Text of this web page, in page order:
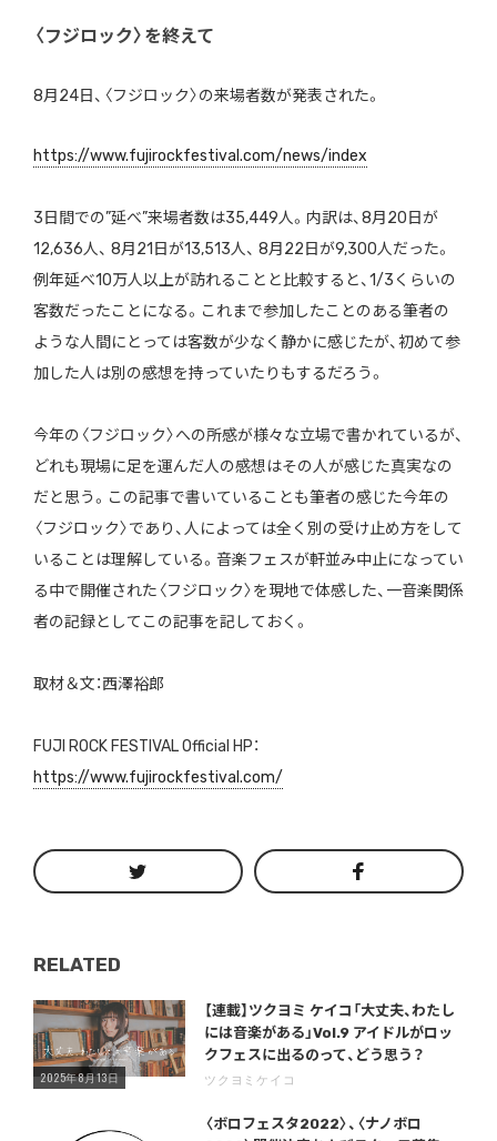
〈フジロック〉を終えて
8月24日、〈フジロック〉の来場者数が発表された。
https://www.fujirockfestival.com/news/index
3日間での”延べ”来場者数は35,449人。内訳は、8月20日が
12,636人、 8月21日が13,513人、 8月22日が9,300人だった。
例年延べ10万人以上が訪れることと比較すると、1/3くらいの
客数だったことになる。これまで参加したことのある筆者の
ような人間にとっては客数が少なく静かに感じたが、初めて参
加した人は別の感想を持っていたりもするだろう。
今年の〈フジロック〉への所感が様々な立場で書かれているが、
どれも現場に足を運んだ人の感想はその人が感じた真実なの
だと思う。この記事で書いていることも筆者の感じた今年の
〈フジロック〉であり、人によっては全く別の受け止め方をして
いることは理解している。音楽フェスが軒並み中止になってい
る中で開催された〈フジロック〉を現地で体感した、一音楽関係
者の記録としてこの記事を記しておく。
取材＆文：西澤裕郎
FUJI ROCK FESTIVAL Official HP：
https://www.fujirockfestival.com/
RELATED
Warning : Undefined variable $post_id in
/home/storywriter/storywriter.tokyo/public_html/wp-content/themes/StoryWriter/single.phpon line242
【連載】ツクヨミ ケイコ「大丈夫、わたし
には音楽がある」Vol.9 アイドルがロッ
クフェスに出るのって、どう思う？
2025年8月13日
ツクヨミケイコ
〈ボロフェスタ2022〉、〈ナノボロ